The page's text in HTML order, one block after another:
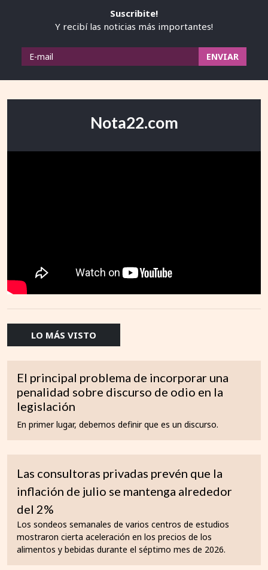
Suscribite!
Y recibí las noticias más importantes!
Nota22.com
LO MÁS VISTO
El principal problema de incorporar una
penalidad sobre discurso de odio en la
legislación
En primer lugar, debemos definir que es un discurso.
Las consultoras privadas prevén que la
inflación de julio se mantenga alrededor
del 2%
Los sondeos semanales de varios centros de estudios
mostraron cierta aceleración en los precios de los
alimentos y bebidas durante el séptimo mes de 2026.